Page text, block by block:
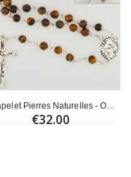
€32.00